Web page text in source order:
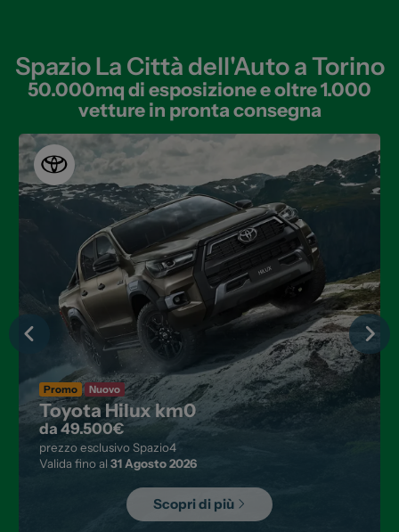
Spazio La Città dell'Auto a Torino
50.000mq di esposizione e oltre 1.000
vetture in pronta consegna
Promo Nuovo
Toyota Hilux km0
da 49.500€
prezzo esclusivo Spazio4
Valida fino al31 Agosto 2026
Scopri di più